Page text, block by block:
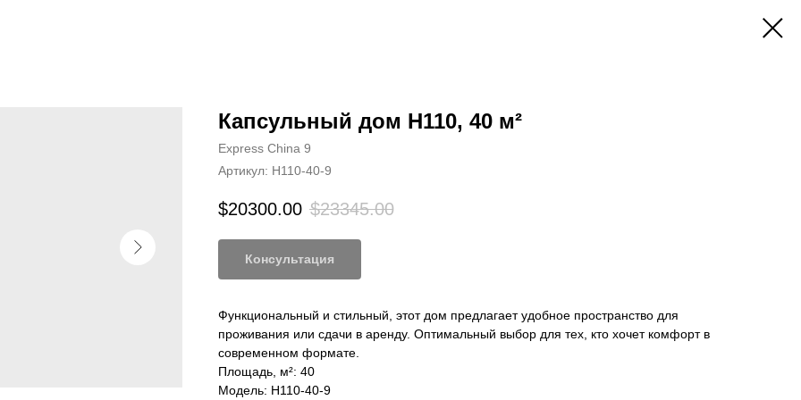
Капсульный дом H110, 40 м²
Express China 9
Артикул: H110-40-9
$20300.00 $23345.00
Консультация
Функциональный и стильный, этот дом предлагает удобное пространство для
проживания или сдачи в аренду. Оптимальный выбор для тех, кто хочет комфорт в
современном формате.
Площадь, м²: 40
Модель: H110-40-9